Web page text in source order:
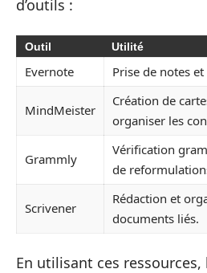
d’outils :
Outil Utilité
Evernote Prise de notes
MindMeister
Création de
organiser les
Grammly
Vérification
de
Scrivener
Rédaction et
documents liés.
En utilisant ces